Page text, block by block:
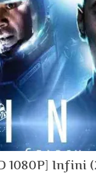
1080P] Infini